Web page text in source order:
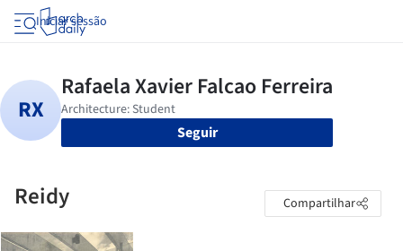
Iniciar sessão
Seguir
Reidy Compartilhar